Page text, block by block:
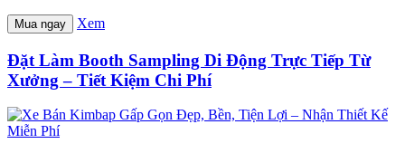
Mua ngay Xem
Đặt Làm Booth Sampling Di Động Trực Tiếp Từ
Xưởng – Tiết Kiệm Chi Phí